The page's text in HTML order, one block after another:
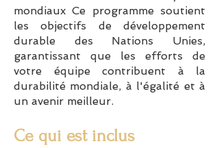
mondiaux Ce programme soutient
les objectifs de développement
durable des Nations Unies,
garantissant que les efforts de
votre équipe contribuent à la
durabilité mondiale, à l'égalité et à
un avenir meilleur.
Ce qui est inclus